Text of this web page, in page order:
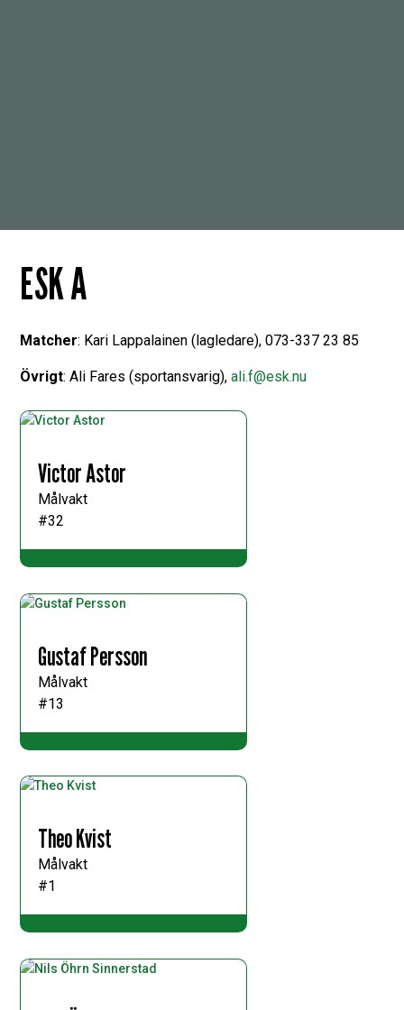
ESK A
Matcher: Kari Lappalainen (lagledare), 073-337 23 85
Övrigt: Ali Fares (sportansvarig),ali.f@esk.nu
Victor Astor
Målvakt
#32
Gustaf Persson
Målvakt
#13
Theo Kvist
Målvakt
#1